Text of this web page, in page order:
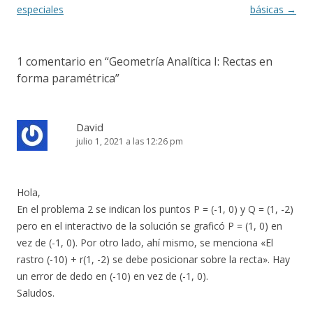
entradas
especiales
básicas →
1 comentario en “Geometría Analítica I: Rectas en
forma paramétrica”
David
julio 1, 2021 a las 12:26 pm
Hola,
En el problema 2 se indican los puntos P = (-1, 0) y Q = (1, -2)
pero en el interactivo de la solución se graficó P = (1, 0) en
vez de (-1, 0). Por otro lado, ahí mismo, se menciona «El
rastro (-10) + r(1, -2) se debe posicionar sobre la recta». Hay
un error de dedo en (-10) en vez de (-1, 0).
Saludos.